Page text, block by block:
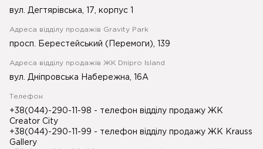
вул. Дегтярівська, 17, корпус 1
Адреса відділу продажів Gravity Park
просп. Берестейський (Перемоги), 139
Адреса відділу продажів ЖК Dnipro Island
вул. Дніпровська Набережна, 16А
Телефон
+38(044)-290-11-98 - телефон відділу продажу ЖК
Creator City
+38(044)-290-11-99 - телефон відділу продажу ЖК Krauss
Gallery